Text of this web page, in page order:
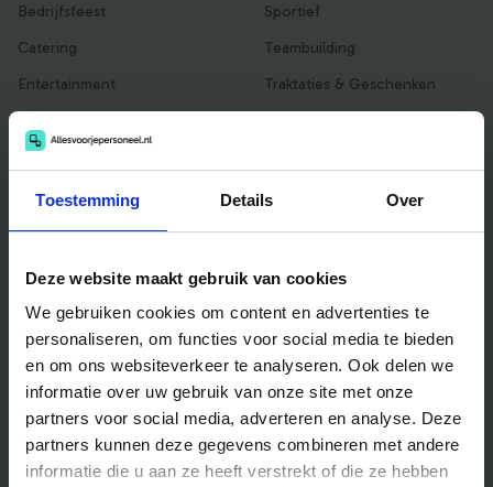
Toestemming Details Over
Deze website maakt gebruik van cookies
We gebruiken cookies om content en advertenties te
personaliseren, om functies voor social media te bieden
en om ons websiteverkeer te analyseren. Ook delen we
informatie over uw gebruik van onze site met onze
partners voor social media, adverteren en analyse. Deze
partners kunnen deze gegevens combineren met andere
informatie die u aan ze heeft verstrekt of die ze hebben
Bedrijfsfeest
Catering
Entertainment
Locaties
Sportief
Teambuilding
Traktaties & Geschenken
Blog
Veelgestelde vragen
Bedrijfsuitjes
Bedrijfsuitje outdoor
Bedrijfsuitje indoor
Bedrijfsuitje actief